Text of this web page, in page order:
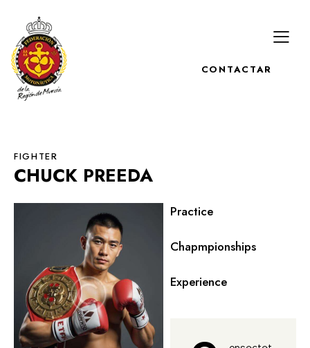
CONTACTAR
FIGHTER
CHUCK PREEDA
Practice
Chapmpionships
Experience